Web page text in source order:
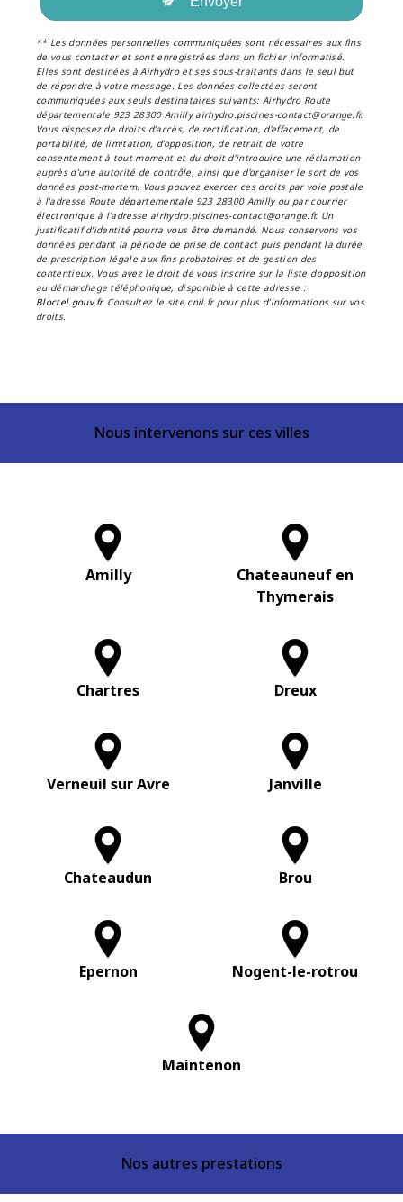
** Les données personnelles communiquées sont nécessaires aux fins
de vous contacter et sont enregistrées dans un fichier informatisé.
Elles sont destinées à Airhydro et ses sous-traitants dans le seul but
de répondre à votre message. Les données collectées seront
communiquées aux seuls destinataires suivants: Airhydro Route
départementale 923 28300 Amilly airhydro.piscines-contact@orange.fr.
Vous disposez de droits d’accès, de rectification, d’effacement, de
portabilité, de limitation, d’opposition, de retrait de votre
consentement à tout moment et du droit d’introduire une réclamation
auprès d’une autorité de contrôle, ainsi que d’organiser le sort de vos
données post-mortem. Vous pouvez exercer ces droits par voie postale
à l'adresse Route départementale 923 28300 Amilly ou par courrier
électronique à l'adresse airhydro.piscines-contact@orange.fr. Un
justificatif d'identité pourra vous être demandé. Nous conservons vos
données pendant la période de prise de contact puis pendant la durée
de prescription légale aux fins probatoires et de gestion des
contentieux. Vous avez le droit de vous inscrire sur la liste d'opposition
au démarchage téléphonique, disponible à cette adresse :
Bloctel.gouv.fr. Consultez le site cnil.fr pour plus d’informations sur vos
droits.
Nous intervenons sur ces villes
Amilly
Chateauneuf en
Thymerais
Chartres Dreux
Verneuil sur Avre Janville
Chateaudun Brou
Epernon Nogent-le-rotrou
Maintenon
Nos autres prestations